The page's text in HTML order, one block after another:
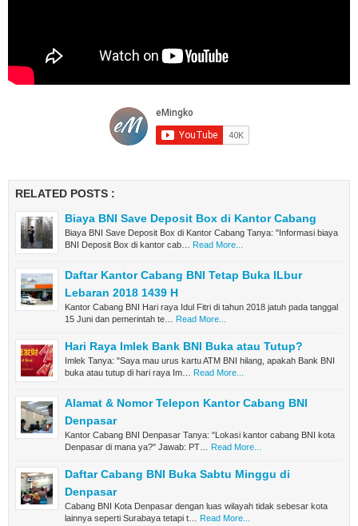
RELATED POSTS :
Biaya BNI Save Deposit Box di Kantor Cabang
Biaya BNI Save Deposit Box di Kantor Cabang Tanya: "Informasi biaya
BNI Deposit Box di kantor cab…
Read More...
Daftar Kantor Cabang BNI Tetap Buka lLbur
Lebaran 2018 1439 H
Kantor Cabang BNI Hari raya Idul Fitri di tahun 2018 jatuh pada tanggal
15 Juni dan pemerintah te…
Read More...
Hari Raya Imlek Bank BNI Buka atau Tutup?
Imlek Tanya: "Saya mau urus kartu ATM BNI hilang, apakah Bank BNI
buka atau tutup di hari raya Im…
Read More...
Alamat & Nomor Telepon Kantor Cabang BNI
Denpasar
Kantor Cabang BNI Denpasar Tanya: "Lokasi kantor cabang BNI kota
Denpasar di mana ya?" Jawab: PT…
Read More...
Daftar Cabang BNI Buka Sabtu Minggu di
Denpasar
Cabang BNI Kota Denpasar dengan luas wilayah tidak sebesar kota
lainnya seperti Surabaya tetapi t…
Read More...